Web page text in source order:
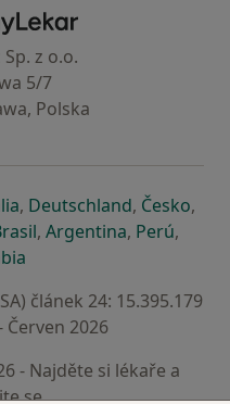
- Hlavní stránka
z o.o.
5/7
Polska
záložce
v nové záložce
se otevře v nové záložce
, Deutschlandse otevře v
, Českose
,
v nové záložce
otevře v nové záložce
se otevře v nové
, Argentinase otevře v
, Perúse
,
článek 24: 15.395.179
2026
- Najděte si lékaře a
se